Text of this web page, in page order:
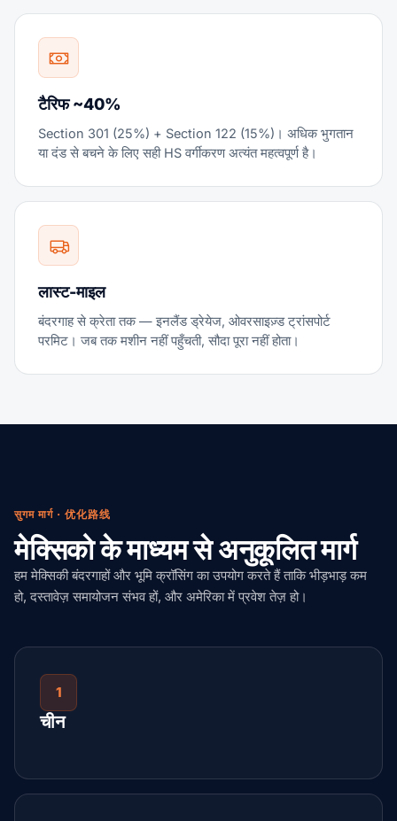
टैरिफ ~40%
Section 301 (25%) + Section 122 (15%)। अधिक भुगतान
या दंड से बचने के लिए सही HS वर्गीकरण अत्यंत महत्वपूर्ण है।
लास्ट-माइल
बंदरगाह से क्रेता तक — इनलैंड ड्रेयेज, ओवरसाइज़्ड ट्रांसपोर्ट
परमिट। जब तक मशीन नहीं पहुँचती, सौदा पूरा नहीं होता।
सुगम मार्ग · 优化路线
मेक्सिको के माध्यम से अनुकूलित मार्ग
हम मेक्सिकी बंदरगाहों और भूमि क्रॉसिंग का उपयोग करते हैं ताकि भीड़भाड़ कम
हो, दस्तावेज़ समायोजन संभव हों, और अमेरिका में प्रवेश तेज़ हो।
1
चीन